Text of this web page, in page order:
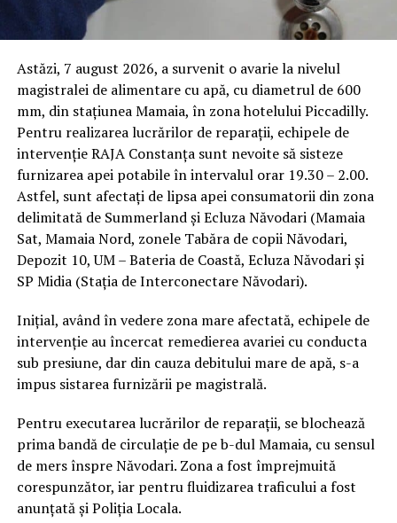
Astăzi, 7 august 2026, a survenit o avarie la nivelul
magistralei de alimentare cu apă, cu diametrul de 600
mm, din stațiunea Mamaia, în zona hotelului Piccadilly.
Pentru realizarea lucrărilor de reparații, echipele de
intervenție RAJA Constanța sunt nevoite să sisteze
furnizarea apei potabile în intervalul orar 19.30 – 2.00.
Astfel, sunt afectați de lipsa apei consumatorii din zona
delimitată de Summerland și Ecluza Năvodari (Mamaia
Sat, Mamaia Nord, zonele Tabăra de copii Năvodari,
Depozit 10, UM – Bateria de Coastă, Ecluza Năvodari și
SP Midia (Stația de Interconectare Năvodari).
Inițial, având în vedere zona mare afectată, echipele de
intervenție au încercat remedierea avariei cu conducta
sub presiune, dar din cauza debitului mare de apă, s-a
impus sistarea furnizării pe magistrală.
Pentru executarea lucrărilor de reparații, se blochează
prima bandă de circulație de pe b-dul Mamaia, cu sensul
de mers înspre Năvodari. Zona a fost împrejmuită
corespunzător, iar pentru fluidizarea traficului a fost
anunțată și Poliția Locala.